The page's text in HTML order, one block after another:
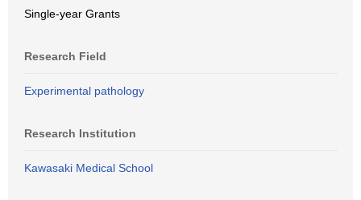
Single-year Grants
Research Field
Experimental pathology
Research Institution
Kawasaki Medical School